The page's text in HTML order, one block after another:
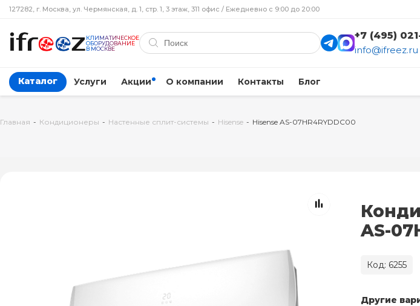
127282, г. Москва, ул. Чермянская, д. 1, стр. 1, 3 этаж, 311 офис / Ежедневно с 9:00 до 20:00
КЛИМАТИЧЕСКОЕ
ОБОРУДОВАНИЕ
В МОСКВЕ
+7 (495)
info@ifreez.ru
Каталог Услуги Акции О компании Контакты Блог
Главная - Кондиционеры - Настенные сплит-системы - Hisense - Hisense AS-07HR4RYDDC00
AS-
Код: 6255
Другие